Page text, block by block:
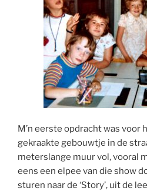
M’n eerste opdracht was voor
gekraakte gebouwtje in de
meterslange muur vol, vooral
eens een elpee van die show
sturen naar de ‘Story’, uit de